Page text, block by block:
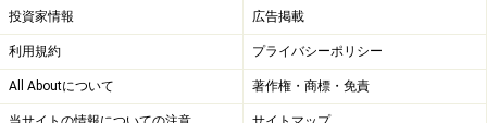
投資家情報 広告掲載
利用規約 プライバシーポリシー
All Aboutについて 著作権・商標・免責